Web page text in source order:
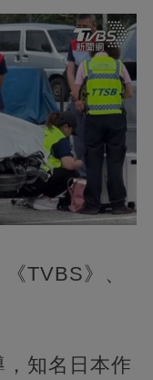
TVBS》、
知名日本作